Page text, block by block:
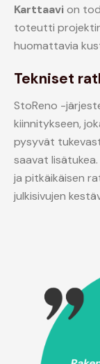
Karttaavion
toteutti
huomattavia
Tekniset
StoReno -
kiinnitykseen,
pysyvät
saavat
ja pitkäikäisen
julkisivujen